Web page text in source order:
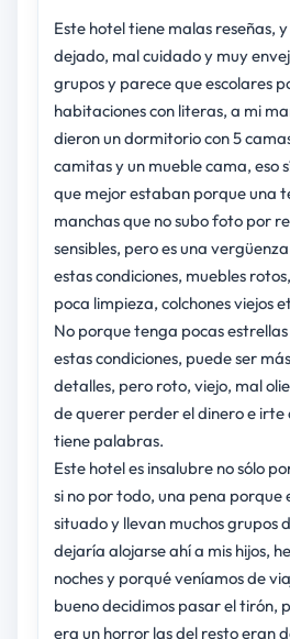
Este hotel tiene malas reseñas,
dejado, mal cuidado y muy
grupos y parece que escolares
habitaciones con literas, a mi
dieron un dormitorio con 5 camas una litera, dos
camitas y un mueble cama, eso
que mejor estaban porque una
manchas que no subo foto por
sensibles, pero es una
estas condiciones, muebles
poca limpieza, colchones viejos
No porque tenga pocas
estas condiciones, puede ser más
detalles, pero roto, viejo, mal
de querer perder el dinero e irte a
tiene palabras.
Este hotel es insalubre no sólo
si no por todo, una pena porque
situado y llevan muchos grupos
dejaría alojarse ahí a mis hijos, hemos estado 5
noches y porqué veníamos de viaje con
bueno decidimos pasar el tirón,
era un horror las del resto eran